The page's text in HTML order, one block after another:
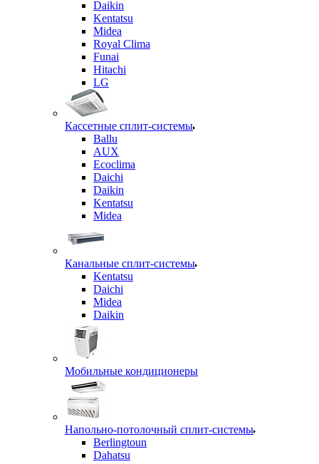
Daikin
Kentatsu
Midea
Royal Clima
Funai
Hitachi
LG
Кассетные сплит-системы
Ballu
AUX
Ecoclima
Daichi
Daikin
Kentatsu
Midea
Канальные сплит-системы
Kentatsu
Daichi
Midea
Daikin
Мобильные кондиционеры
Напольно-потолочный сплит-системы
Berlingtoun
Dahatsu